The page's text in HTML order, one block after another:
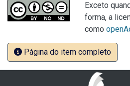
Exceto
forma, a
como
Página do item completo